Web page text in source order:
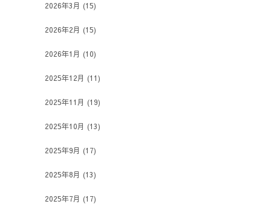
2026年3月 (15)
2026年2月 (15)
2026年1月 (10)
2025年12月 (11)
2025年11月 (19)
2025年10月 (13)
2025年9月 (17)
2025年8月 (13)
2025年7月 (17)